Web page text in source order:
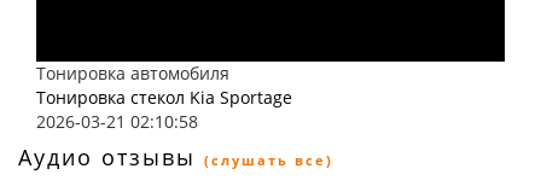
Тонировка автомобиля
Тонировка стекол Kia Sportage
2026-03-21 02:10:58
Аудио отзывы (слушать все)